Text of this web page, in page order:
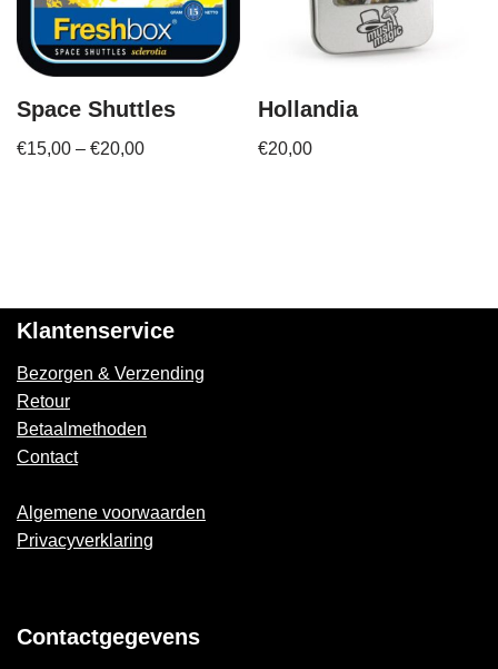
Space Shuttles
€15,00 – €20,00
Hollandia
€20,00
Klantenservice
Bezorgen & Verzending
Retour
Betaalmethoden
Contact
Algemene voorwaarden
Privacyverklaring
Contactgegevens